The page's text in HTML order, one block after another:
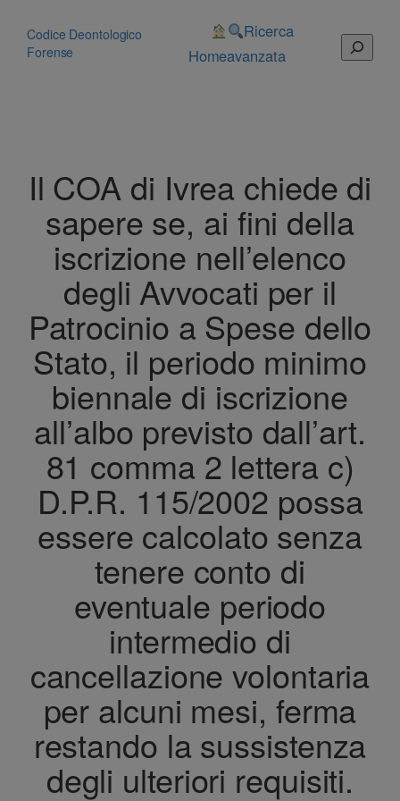
contenuto
Codice Deontologico
Forense
Home
Ricerca
avanzata
Cerca
Il COA di Ivrea chiede di
sapere se, ai fini della
iscrizione nell’elenco
degli Avvocati per il
Patrocinio a Spese dello
Stato, il periodo minimo
biennale di iscrizione
all’albo previsto dall’art.
81 comma 2 lettera c)
D.P.R. 115/2002 possa
essere calcolato senza
tenere conto di
eventuale periodo
intermedio di
cancellazione volontaria
per alcuni mesi, ferma
restando la sussistenza
degli ulteriori requisiti.